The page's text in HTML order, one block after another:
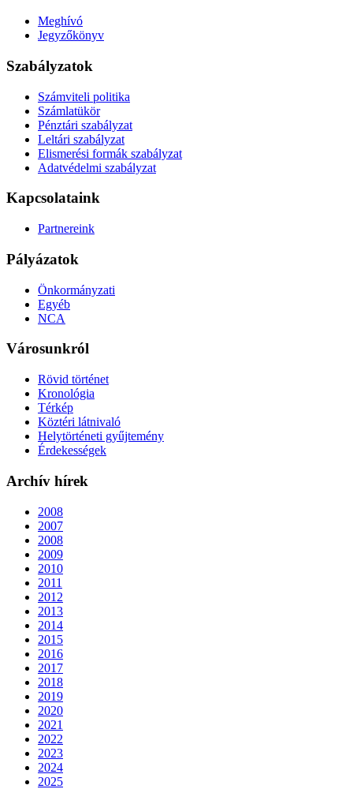
Meghívó
Jegyzőkönyv
Szabályzatok
Számviteli politika
Számlatükör
Pénztári szabályzat
Leltári szabályzat
Elismerési formák szabályzat
Adatvédelmi szabályzat
Kapcsolataink
Partnereink
Pályázatok
Önkormányzati
Egyéb
NCA
Városunkról
Rövid történet
Kronológia
Térkép
Köztéri látnivaló
Helytörténeti gyűjtemény
Érdekességek
Archív hírek
2008
2007
2008
2009
2010
2011
2012
2013
2014
2015
2016
2017
2018
2019
2020
2021
2022
2023
2024
2025